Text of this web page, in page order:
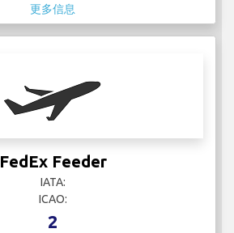
更多信息
FedEx Feeder
IATA:
ICAO:
2